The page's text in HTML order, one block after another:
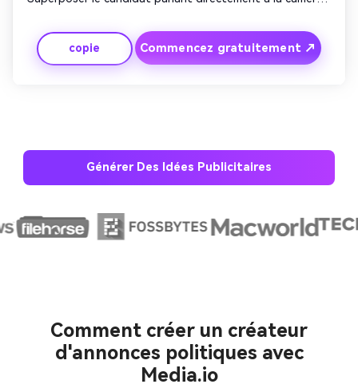
et la musique inspirante pour une valeur
cinématographique. Terminez par un appel à façonner
ensemble demain – logo et slogan s'estompent
copie Commencez gratuitement ↗
Générer Des Idées Publicitaires
Comment créer un créateur
d'annonces politiques avec
Media.io
gratuit!
Créer Gratuitement
→